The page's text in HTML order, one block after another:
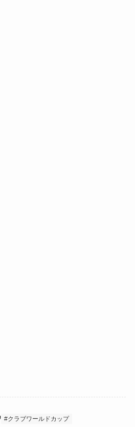
#クラブワールドカップ